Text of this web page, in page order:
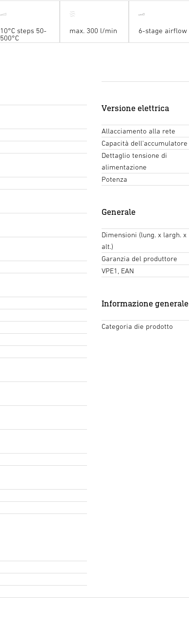
10°C steps 50-
500°C
max. 300 l/min 6-stage airflow
Versione elettrica
Allacciamento alla rete
Capacità dell'accumulatore
Dettaglio tensione di
alimentazione
Potenza
Generale
Dimensioni (lung. x largh. x
alt.)
Garanzia del produttore
VPE1, EAN
Informazione generale
Categoria die prodotto